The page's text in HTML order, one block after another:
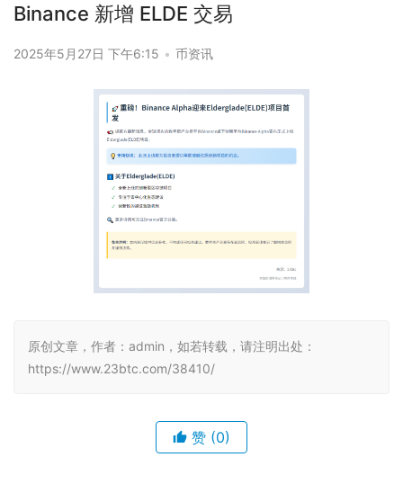
Binance 新增 ELDE 交易
2025年5月27日 下午6:15 • 币资讯
原创文章，作者：admin，如若转载，请注明出处：
https://www.23btc.com/38410/
赞 (0)